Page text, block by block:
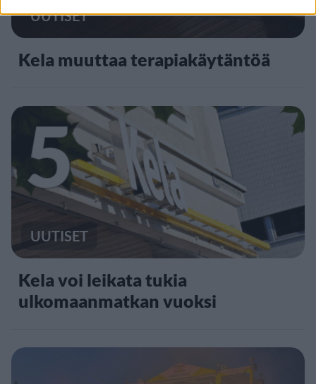
UUTISET
Kela muuttaa terapiakäytäntöä
5
UUTISET
Kela voi leikata tukia
ulkomaanmatkan vuoksi